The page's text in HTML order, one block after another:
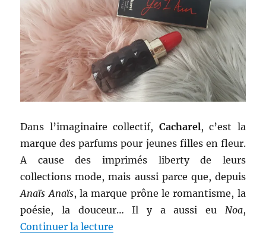
Dans l’imaginaire collectif, Cacharel, c’est la
marque des parfums pour jeunes filles en fleur.
A cause des imprimés liberty de leurs
collections mode, mais aussi parce que, depuis
Anaïs Anaïs, la marque prône le romantisme, la
poésie, la douceur… Il y a aussi eu Noa,
Continuer la lecture